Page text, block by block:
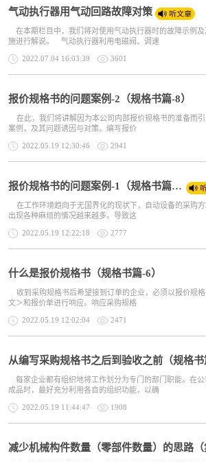
气动执行器用气动回路故障对策
在本期栏目中，我们将对使用气动执行器时的故障示例及
施进行解说。 气动执行器利用电磁阀、调速
2022.07.04 16:03:39 3601
报价规格书的问题案例-2（规格书篇-8）
在此，我们将讲解因为本公司内部报价规格书的准备而引
案例，及其问题诱因与对策。编写报价
2022.05.19 12:30:46 2941
报价规格书的问题案例-1（规格书篇-7）
在工作环境趋向于无国界化的现状下，自动设备的采购
出现各种麻烦的情况越来越多。导致这
2022.05.19 12:22:18 2777
什么是报价规格书（规格书篇-6）
收到采购规格书后希望接到订单的企业，必须以报价规
文＞和报价单进行响应。响应采购规格
2022.05.19 12:02:04 2471
每家企业都有组织地将工作划分为专门的部门职能。在公
成品时，最好充分利用各自的组织功能，以确
2022.05.19 11:44:47 1908